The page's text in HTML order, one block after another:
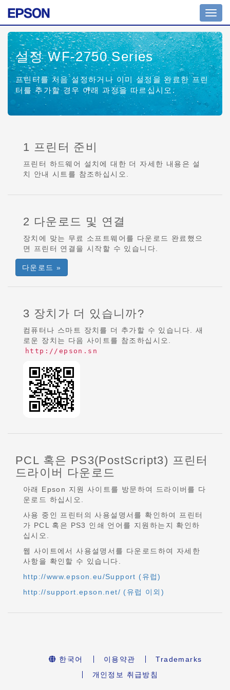
설정 WF-2750 Series
프린터를 처음 설정하거나 이미 설정을 완료한 프린
터를 추가할 경우 아래 과정을 따르십시오.
1 프린터 준비
프린터 하드웨어 설치에 대한 더 자세한 내용은 설
치 안내 시트를 참조하십시오.
2 다운로드 및 연결
장치에 맞는 무료 소프트웨어를 다운로드 완료했으
면 프린터 연결을 시작할 수 있습니다.
다운로드 »
3 장치가 더 있습니까?
컴퓨터나 스마트 장치를 더 추가할 수 있습니다. 새
로운 장치는 다음 사이트를 참조하십시오.
http://epson.sn
PCL 혹은 PS3(PostScript3) 프린터
드라이버 다운로드
아래 Epson 지원 사이트를 방문하여 드라이버를 다
운로드 하십시오.
사용 중인 프린터의 사용설명서를 확인하여 프린터
가 PCL 혹은 PS3 인쇄 언어를 지원하는지 확인하
십시오.
웹 사이트에서 사용설명서를 다운로드하여 자세한
사항을 확인할 수 있습니다.
http://www.epson.eu/Support (유럽)
http://support.epson.net/ (유럽 이외)
한국어 이용약관
Trademarks
개인정보 취급방침